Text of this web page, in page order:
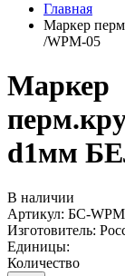
Главная
Маркер
/WPM-05
Маркер
d1мм
В наличии
Артикул: БС-
Изготовитель:
Единицы:
Количество